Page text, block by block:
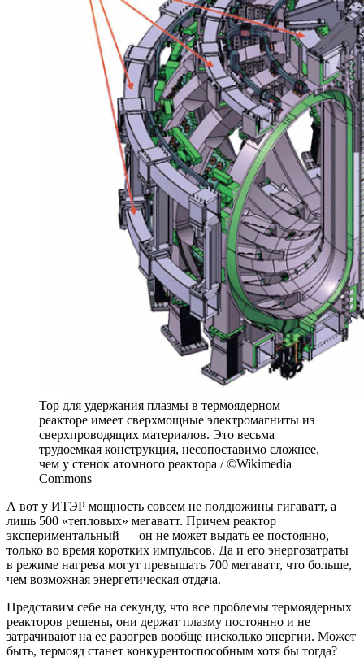
Тор для удержания плазмы в термоядерном
реакторе имеет сверхмощные электромагниты из
сверхпроводящих материалов. Это весьма
трудоемкая конструкция, несопоставимо сложнее,
чем у стенок атомного реактора / ©Wikimedia
Commons
А вот у ИТЭР мощность совсем не полдюжины гигаватт, а
лишь 500 «тепловых» мегаватт. Причем реактор
экспериментальный — он не может выдать ее постоянно,
только во время коротких импульсов. Да и его энергозатраты
в режиме нагрева могут превышать 700 мегаватт, что больше,
чем возможная энергетическая отдача.
Представим себе на секунду, что все проблемы термоядерных
реакторов решены, они держат плазму постоянно и не
затрачивают на ее разогрев вообще нисколько энергии. Может
быть, термояд станет конкурентоспособным хотя бы тогда?